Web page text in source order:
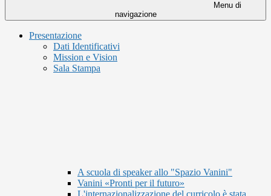
Menu di
navigazione
Presentazione
Dati Identificativi
Mission e Vision
Sala Stampa
A scuola di speaker allo "Spazio Vanini"
Vanini «Pronti per il futuro»